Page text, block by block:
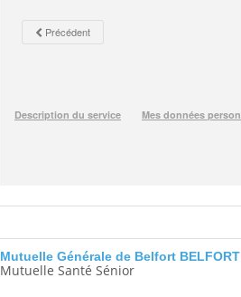
Mutuelle Générale de Belfort BELFORT
Mutuelle Santé Sénior